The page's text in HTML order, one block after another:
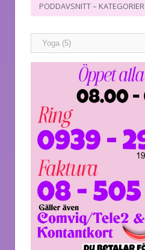
PODDAVSNITT – KATEGORIER